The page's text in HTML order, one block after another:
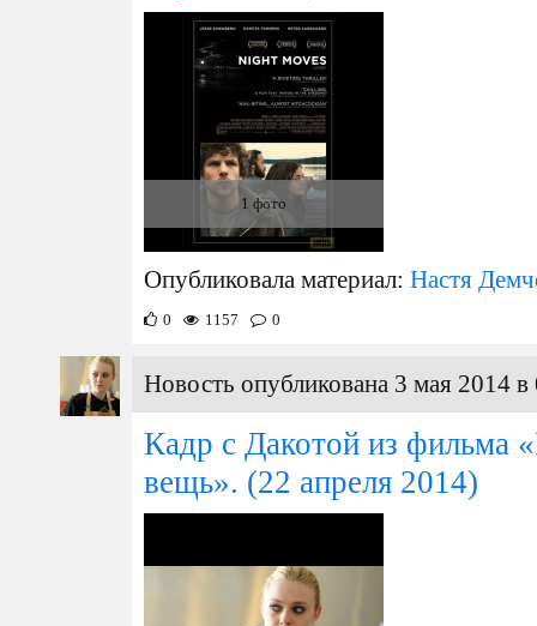
1 фото
Опубликовала материал: Настя
0 1157 0
Новость опубликована 3 мая 2014 в
Кадр с Дакотой из фильма
вещь». (22 апреля 2014)